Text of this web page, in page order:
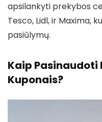
apsilankyti prekybos
Tesco, Lidl, ir Maxima,
pasiūlymų.
Kaip Pasinaudoti
Kuponais?